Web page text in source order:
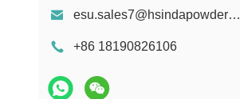
esu.sales7@hsindapowdercoating.com
+86 18190826106